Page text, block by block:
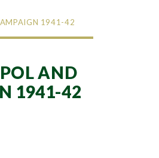
1941-42
AND
1941-42